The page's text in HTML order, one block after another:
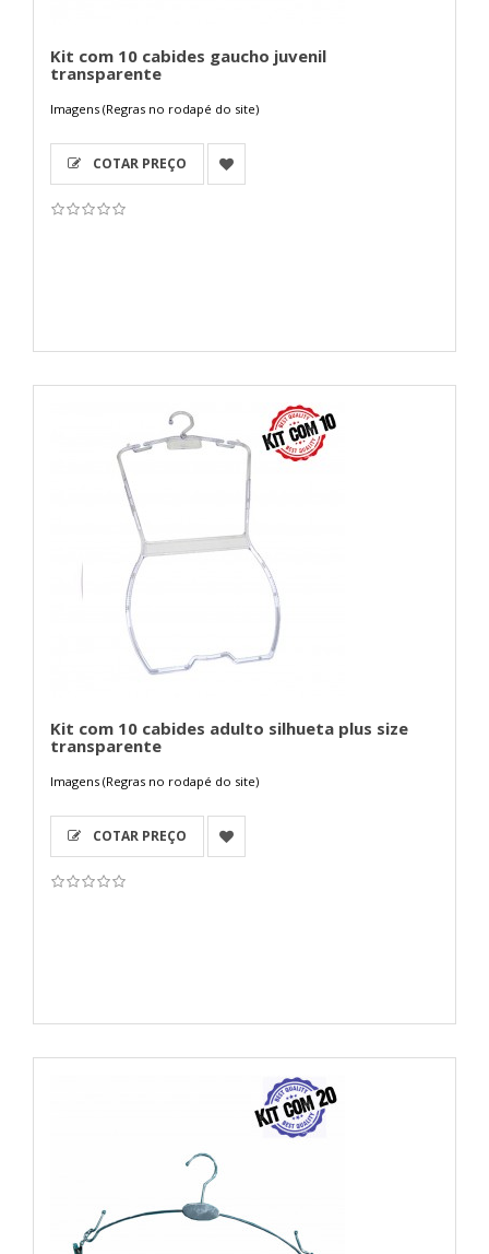
Kit com 10 cabides gaucho juvenil
transparente
Imagens (Regras no rodapé do site)
COTAR PREÇO
Kit com 10 cabides adulto silhueta plus size
transparente
Imagens (Regras no rodapé do site)
COTAR PREÇO